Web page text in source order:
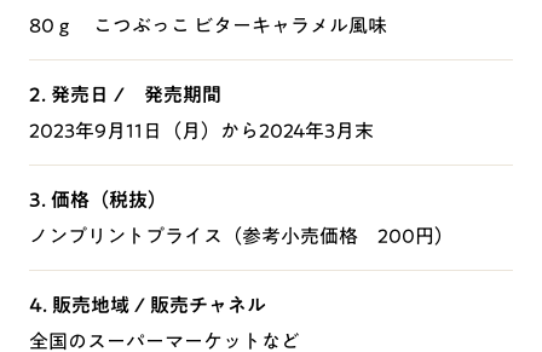
80ｇ こつぶっこ ビターキャラメル風味
2. 発売日 / 発売期間
2023年9月11日（月）から2024年3月末
3. 価格（税抜）
ノンプリントプライス（参考小売価格 200円）
4. 販売地域 / 販売チャネル
全国のスーパーマーケットなど